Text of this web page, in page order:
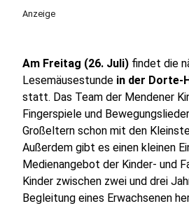
Anzeige
Am Freitag (26. Juli) findet die
Lesemäusestunde in der Dorte-
statt. Das Team der Mendener
Fingerspiele und
Großeltern schon mit den
Außerdem gibt es einen kleinen
Medienangebot der Kinder- und
Kinder zwischen zwei und drei
Begleitung eines Erwachsenen